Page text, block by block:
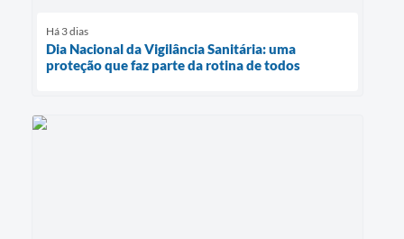
Há 3 dias
Dia Nacional da Vigilância Sanitária: uma
proteção que faz parte da rotina de todos